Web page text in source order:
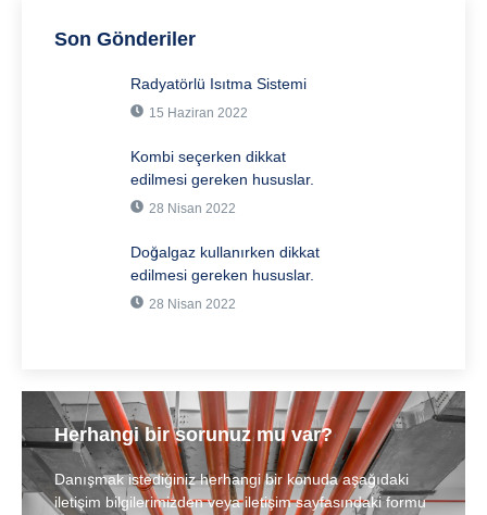
Son Gönderiler
Radyatörlü Isıtma Sistemi
15 Haziran 2022
Kombi seçerken dikkat
edilmesi gereken hususlar.
28 Nisan 2022
Doğalgaz kullanırken dikkat
edilmesi gereken hususlar.
28 Nisan 2022
Herhangi bir sorunuz mu var?
Danışmak istediğiniz herhangi bir konuda aşağıdaki
iletişim bilgilerimizden veya iletişim sayfasındaki formu